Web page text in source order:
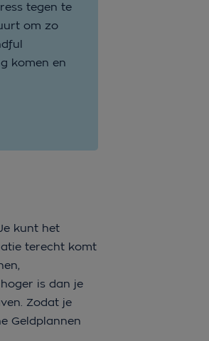
tegen te
om zo
komen en
kunt het
terecht komt
is dan je
Zodat je
Geldplannen